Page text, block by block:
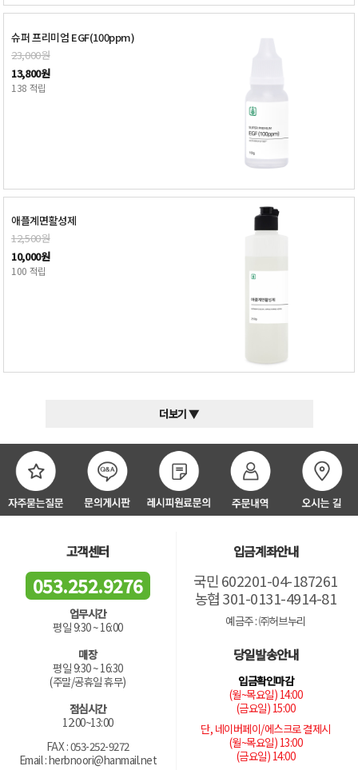
슈퍼 프리미엄 EGF(100ppm)
23,000원
13,800원
138 적립
애플계면활성제
12,500원
10,000원
100 적립
더보기 ▼
고객센터
053.252.9276
업무시간
평일 9:30 ~ 16:00
매장
평일 9:30 ~ 16:30
(주말/공휴일 휴무)
점심시간
12:00~13:00
FAX : 053-252-9272
Email : herbnoori@hanmail.net
입금계좌안내
국민 602201-04-187261
농협 301-0131-4914-81
예금주 : ㈜허브누리
당일발송안내
입금확인마감
(월~목요일) 14:00
(금요일) 15:00
단, 네이버페이/에스크로 결제시
(월~목요일) 13:00
(금요일) 14:00